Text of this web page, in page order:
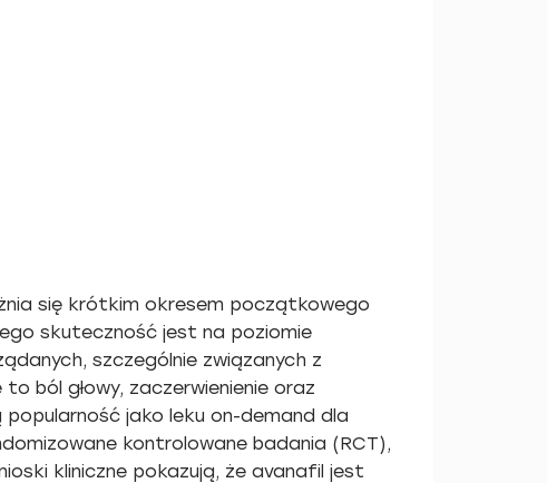
się krótkim okresem początkowego
skuteczność jest na poziomie
szczególnie związanych z
ból głowy, zaczerwienienie oraz
jako leku on-demand dla
kontrolowane badania (RCT),
kliniczne pokazują, że avanafil jest